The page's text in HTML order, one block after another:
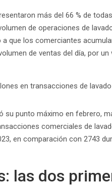
más del 66 % de
de operaciones de
a que los comerciantes
de ventas del día, por
su punto máximo en febrero,
comerciales de
en comparación con 2743
las dos